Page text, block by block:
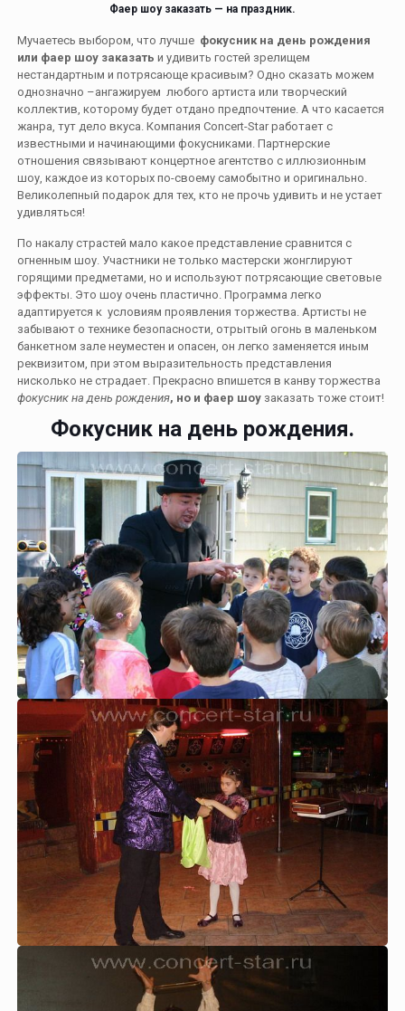
Фаер шоу заказать — на праздник.
Мучаетесь выбором, что лучше фокусник на день рождения
или фаер шоу заказать и удивить гостей зрелищем
нестандартным и потрясающе красивым? Одно сказать можем
однозначно –ангажируем любого артиста или творческий
коллектив, которому будет отдано предпочтение. А что касается
жанра, тут дело вкуса. Компания Concert-Star работает с
известными и начинающими фокусниками. Партнерские
отношения связывают концертное агентство с иллюзионным
шоу, каждое из которых по-своему самобытно и оригинально.
Великолепный подарок для тех, кто не прочь удивить и не устает
удивляться!
По накалу страстей мало какое представление сравнится с
огненным шоу. Участники не только мастерски жонглируют
горящими предметами, но и используют потрясающие световые
эффекты. Это шоу очень пластично. Программа легко
адаптируется к условиям проявления торжества. Артисты не
забывают о технике безопасности, отрытый огонь в маленьком
банкетном зале неуместен и опасен, он легко заменяется иным
реквизитом, при этом выразительность представления
нисколько не страдает. Прекрасно впишется в канву торжества
фокусник на день рождения, но и фаер шоу заказать тоже стоит!
Фокусник на день рождения.